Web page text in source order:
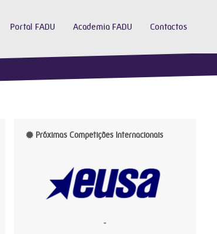
Portal FADU Academia FADU Contactos
Próximas Competições Internacionais
-